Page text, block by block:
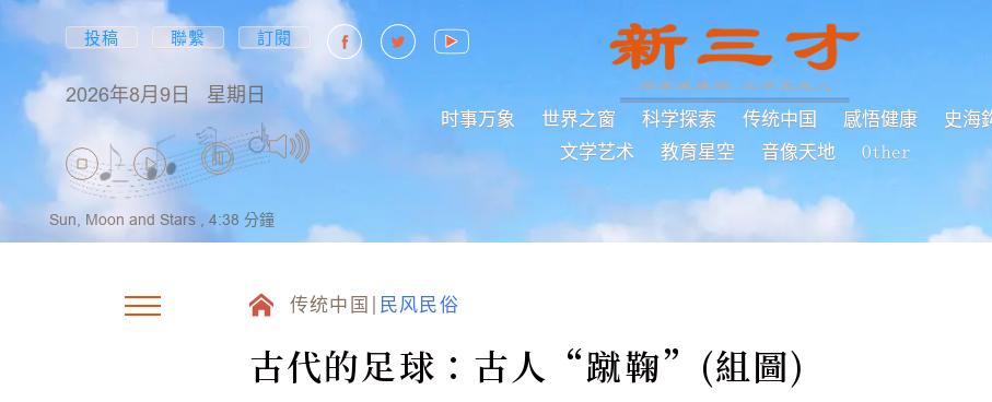
投稿 聯繫 訂閱
2026年8月9日 星期日
时事万象 世界之窗 科学探索 传统中国 感悟健康
史海
文学艺术
教育星空 音像天地 Other
Sun, Moon and Stars , 4:38 分鐘
传统中国 民风民俗
古代的足球：古人“蹴鞠”(組圖)